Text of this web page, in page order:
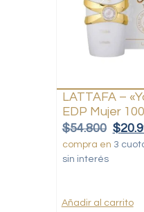
LATTAFA –
EDP Mujer
$54.800 $
compra en 3
sin interés
Añadir al carrito